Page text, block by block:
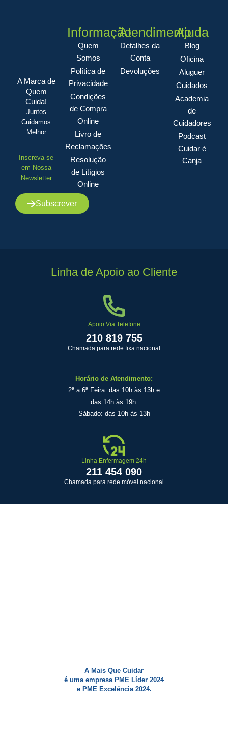
A Marca de
Quem
Cuida!
Juntos
Cuidamos
Melhor
Inscreva-se
em Nossa
Newsletter
Subscrever
Informação
Quem
Somos
Política de
Privacidade
Condições
de Compra
Online
Livro de
Reclamações
Resolução
de Litígios
Online
Atendimento
Detalhes da
Conta
Devoluções
Ajuda
Blog
Oficina
Aluguer
Cuidados
Academia
de
Cuidadores
Podcast
Cuidar é
Canja
Linha de Apoio ao Cliente
Apoio Via Telefone
210 819 755
Chamada para rede fixa nacional
Horário de Atendimento:
2ª a 6ª Feira: das 10h às 13h e
das 14h às 19h.
Sábado: das 10h às 13h
Linha Enfermagem 24h
211 454 090
Chamada para rede móvel nacional
A Mais Que Cuidar
é uma empresa PME Líder 2024
e PME Excelência 2024.